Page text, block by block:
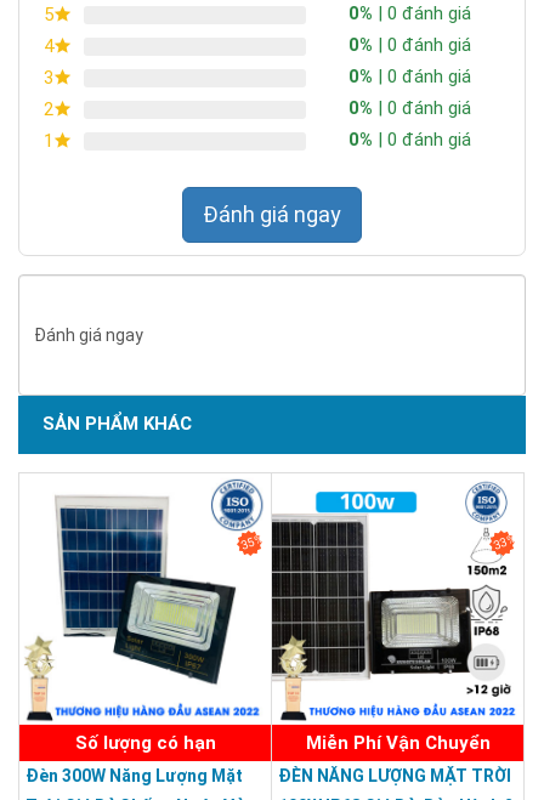
Công suất đèn : 5W
SẢN PHẨM CHẤT LƯỢNG - DỊCH VỤ TIN DÙNG LẦN VII - 2020
5 0% | 0 đánh giá
4
0% | 0 đánh giá
3
0% | 0 đánh giá
2
0% | 0 đánh giá
1
0% | 0 đánh giá
Đánh giá ngay
Đánh giá ngay
SẢN PHẨM KHÁC
35%
Số lượng có hạn
Đèn 300W Năng Lượng Mặt
33%
Miễn Phí Vận Chuyển
ĐÈN NĂNG LƯỢNG MẶT TRỜI